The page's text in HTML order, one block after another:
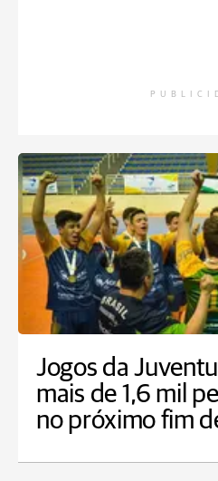
Jogos da
mais de 1,6 mil
no próximo fim